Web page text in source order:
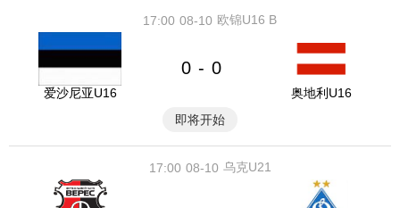
08-10
17:00 欧锦U16 B
爱沙尼亚U16
0 - 0
奥地利U16
即将开始
08-10
17:00 乌克U21